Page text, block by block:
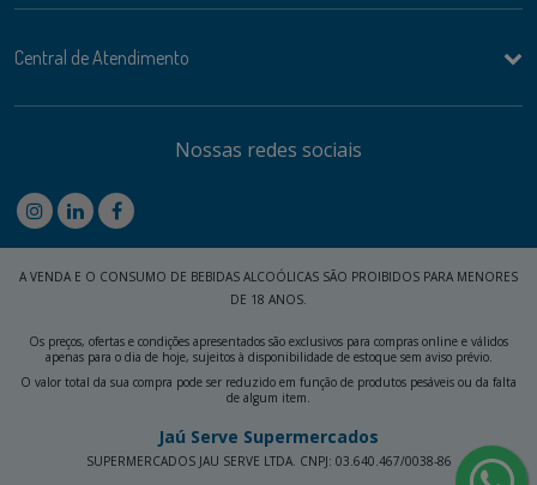
Central de Atendimento
Nossas redes sociais
A VENDA E O CONSUMO DE BEBIDAS ALCOÓLICAS SÃO PROIBIDOS PARA MENORES
DE 18 ANOS.
Os preços, ofertas e condições apresentados são exclusivos para compras online e válidos
apenas para o dia de hoje, sujeitos à disponibilidade de estoque sem aviso prévio.
O valor total da sua compra pode ser reduzido em função de produtos pesáveis ou da falta
de algum item.
Jaú Serve Supermercados
SUPERMERCADOS JAU SERVE LTDA. CNPJ: 03.640.467/0038-86